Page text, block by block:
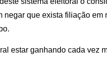
que exista filiação em
estar ganhando cada vez